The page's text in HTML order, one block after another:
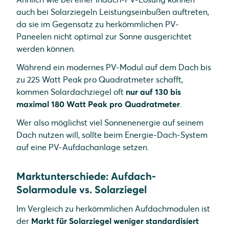
auch bei Solarziegeln Leistungseinbußen auftreten,
da sie im Gegensatz zu herkömmlichen PV-
Paneelen nicht optimal zur Sonne ausgerichtet
werden können.
Während ein modernes PV-Modul auf dem Dach bis
zu 225 Watt Peak pro Quadratmeter schafft,
kommen Solardachziegel oft nur auf 130 bis
maximal 180 Watt Peak pro Quadratmeter.
Wer also möglichst viel Sonnenenergie auf seinem
Dach nutzen will, sollte beim Energie-Dach-System
auf eine PV-Aufdachanlage setzen.
Marktunterschiede: Aufdach-
Solarmodule vs. Solarziegel
Im Vergleich zu herkömmlichen Aufdachmodulen ist
der Markt für Solarziegel weniger standardisiert